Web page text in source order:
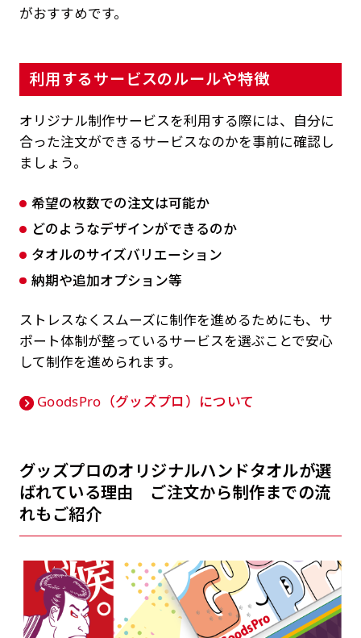
がおすすめです。
利用するサービスのルールや特徴
オリジナル制作サービスを利用する際には、自分に
合った注文ができるサービスなのかを事前に確認し
ましょう。
希望の枚数での注文は可能か
どのようなデザインができるのか
タオルのサイズバリエーション
納期や追加オプション等
ストレスなくスムーズに制作を進めるためにも、サ
ポート体制が整っているサービスを選ぶことで安心
して制作を進められます。
GoodsPro（グッズプロ）について
グッズプロのオリジナルハンドタオルが選
ばれている理由 ご注文から制作までの流
れもご紹介